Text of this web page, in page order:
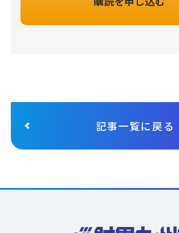
記事一覧に戻る